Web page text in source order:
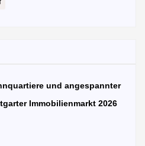
und angespannter
Immobilienmarkt 2026